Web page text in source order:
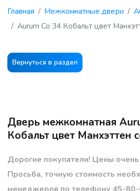
Главная Межкомнатные двери
Aurum Co 34 Кобальт цвет
Вернуться в раздел
Дверь межкомнатная
Кобальт цвет Манхэттен
Дорогие покупатели! Цены
Просьба, точную стоимость